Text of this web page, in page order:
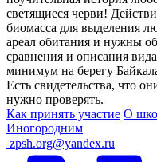
светящиеся черви!
биомасса для выделения
ареал обитания и нужны
сравнения и описания
минимум на берегу
Есть свидетельства, что
нужно проверять.
Как принять участие О
Иногородним
zpsh.org@yandex.ru